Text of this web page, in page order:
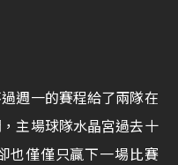
週一的賽程給了兩隊在
主場球隊水晶宮過去十
也僅僅只贏下一場比賽